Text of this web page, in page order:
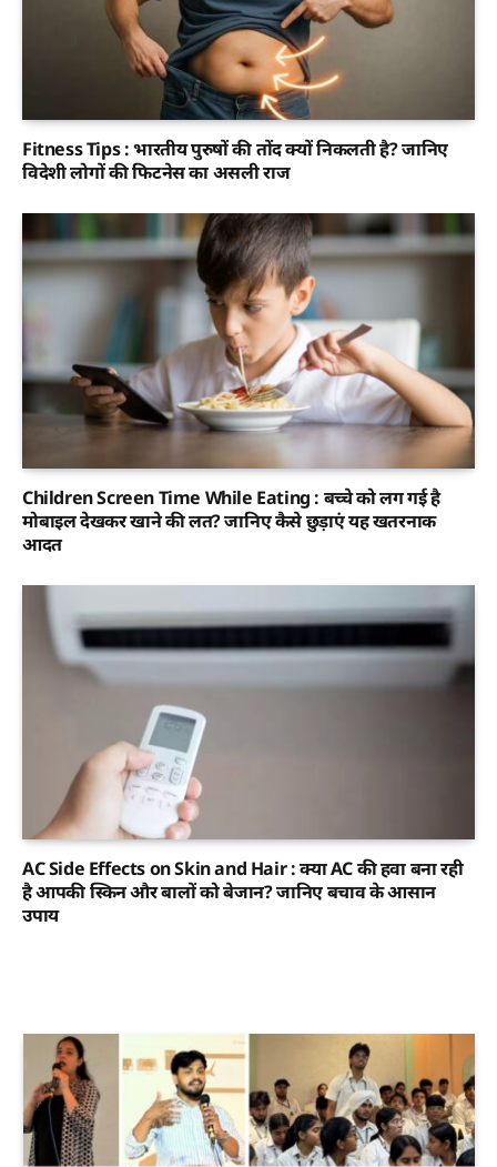
Fitness Tips : भारतीय पुरुषों की तोंद क्यों निकलती है? जानिए
विदेशी लोगों की फिटनेस का असली राज
Children Screen Time While Eating : बच्चे को लग गई है
मोबाइल देखकर खाने की लत? जानिए कैसे छुड़ाएं यह खतरनाक
आदत
AC Side Effects on Skin and Hair : क्या AC की हवा बना रही
है आपकी स्किन और बालों को बेजान? जानिए बचाव के आसान
उपाय